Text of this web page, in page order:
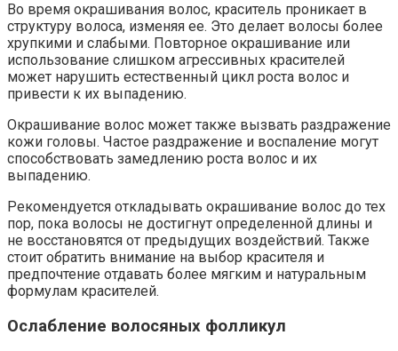
Во время окрашивания волос, краситель проникает в
структуру волоса, изменяя ее. Это делает волосы более
хрупкими и слабыми. Повторное окрашивание или
использование слишком агрессивных красителей
может нарушить естественный цикл роста волос и
привести к их выпадению.
Окрашивание волос может также вызвать раздражение
кожи головы. Частое раздражение и воспаление могут
способствовать замедлению роста волос и их
выпадению.
Рекомендуется откладывать окрашивание волос до тех
пор, пока волосы не достигнут определенной длины и
не восстановятся от предыдущих воздействий. Также
стоит обратить внимание на выбор красителя и
предпочтение отдавать более мягким и натуральным
формулам красителей.
Ослабление волосяных фолликул